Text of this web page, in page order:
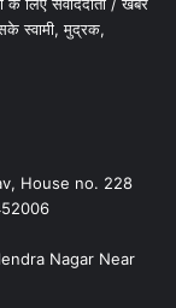
स्वामी, मुद्रक,
House no. 228
Nagar Near